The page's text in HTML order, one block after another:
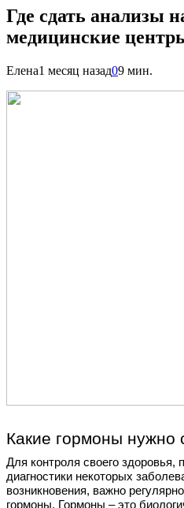
Где сдать анализы
медицинские
Елена1 месяц назад09 мин.
Какие гормоны нужно
Для контроля своего здоровья,
диагностики некоторых
возникновения, важно
гормоны. Гормоны – это